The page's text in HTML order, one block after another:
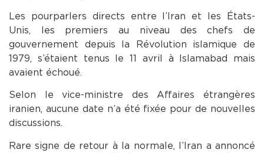
Les pourparlers directs entre l’Iran et les États-
Unis, les premiers au niveau des chefs de
gouvernement depuis la Révolution islamique de
1979, s’étaient tenus le 11 avril à Islamabad mais
avaient échoué.
Selon le vice-ministre des Affaires étrangères
iranien, aucune date n’a été fixée pour de nouvelles
discussions.
Rare signe de retour à la normale, l’Iran a annoncé